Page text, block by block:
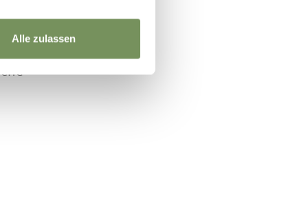
Alle zulassen